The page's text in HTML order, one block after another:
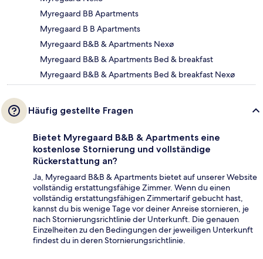
Myregaard BB Apartments
Myregaard B B Apartments
Myregaard B&B & Apartments Nexø
Myregaard B&B & Apartments Bed & breakfast
Myregaard B&B & Apartments Bed & breakfast Nexø
Häufig gestellte Fragen
Bietet Myregaard B&B & Apartments eine
kostenlose Stornierung und vollständige
Rückerstattung an?
Ja, Myregaard B&B & Apartments bietet auf unserer Website
vollständig erstattungsfähige Zimmer. Wenn du einen
vollständig erstattungsfähigen Zimmertarif gebucht hast,
kannst du bis wenige Tage vor deiner Anreise stornieren, je
nach Stornierungsrichtlinie der Unterkunft. Die genauen
Einzelheiten zu den Bedingungen der jeweiligen Unterkunft
findest du in deren Stornierungsrichtlinie.